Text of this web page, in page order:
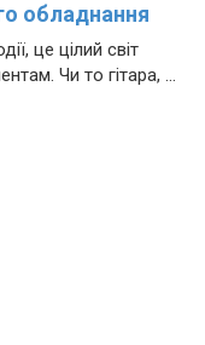
обладнання
це цілий світ
Чи то гітара, ...